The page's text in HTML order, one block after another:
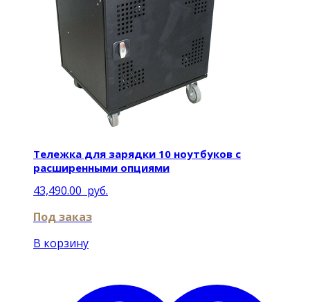
Тележка для зарядки 10 ноутбуков с
расширенными опциями
43,490.00 руб.
Под заказ
В корзину